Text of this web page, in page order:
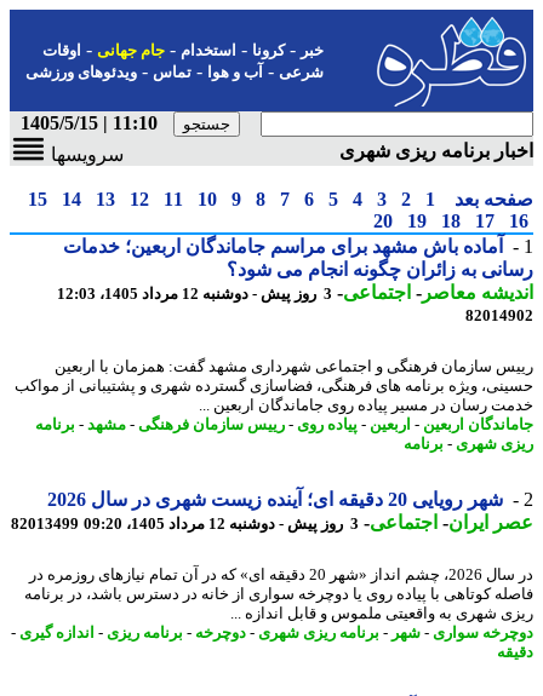
-کرونا-استخدام- جام جهانی-اوقات
شرعی-آب و هوا-تماس-ویدئوهای ورزشی
11:10 | 1405/5/15
برنامه ریزی شهری
سرویسها
بعد 1
2
3
4
5
6
7
8
9
10
11
12
13
14
15
17
18
19
20
آماده باش مشهد برای مراسم جاماندگان اربعین؛ خدمات
به زائران چگونه انجام می شود؟
معاصر-اجتماعی-3 روز پیش - دوشنبه 12 مرداد 1405، 12:03
سازمان فرهنگی و اجتماعی شهرداری مشهد گفت: همزمان با اربعین
ویژه برنامه های فرهنگی، فضاسازی گسترده شهری و پشتیبانی از مواکب
رسان در مسیر پیاده روی جاماندگان اربعین ...
اربعین -اربعین -پیاده روی -رییس سازمان فرهنگی-مشهد-برنامه
شهری- برنامه
شهر رویایی 20 دقیقه ای؛ آینده زیست شهری در سال 2026
ایران- اجتماعی-3 روز پیش - دوشنبه 12 مرداد 1405، 09:20 82013499
در سال 2026، چشم انداز «شهر 20 دقیقه ای» که در آن تمام نیازهای روزمره در
کوتاهی با پیاده روی یا دوچرخه سواری از خانه در دسترس باشد، در برنامه
شهری به واقعیتی ملموس و قابل اندازه ...
سواری- شهر -برنامه ریزی شهری- دوچرخه-برنامه ریزی - اندازه گیری-